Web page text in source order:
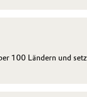
100 Ländern und